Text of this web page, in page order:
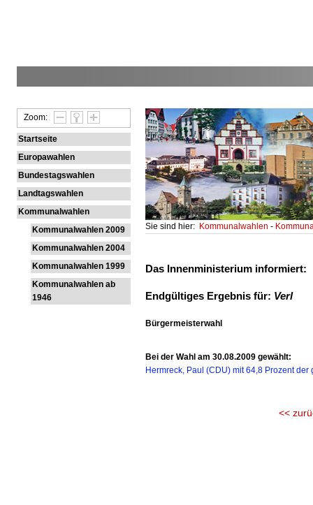
Zoom:
Startseite
Europawahlen
Bundestagswahlen
Landtagswahlen
Kommunalwahlen
Kommunalwahlen 2009
Kommunalwahlen 2004
Kommunalwahlen 1999
Kommunalwahlen ab
1946
Sie sind hier: Kommunalwahlen-
Das Innenministerium informiert:
Endgültiges Ergebnis für: Verl
Bürgermeisterwahl
Bei der Wahl am 30.08.2009 gewählt:
Hermreck, Paul (CDU) mit 64,8 Prozent der
<<